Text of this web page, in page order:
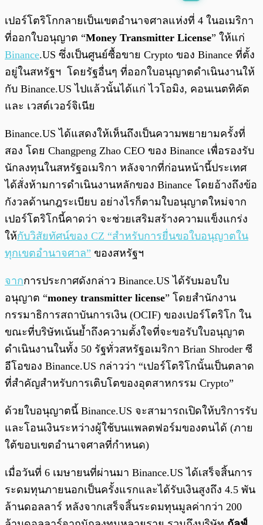
พร้อมเล่น 0:00 0:00
เปอร์โตริโกกลายเป็นเขตอำนาจศาลแห่งที่ 4 ในอเมริกา
ที่ออกใบอนุญาต “Money Transmitter License” ให้แก่
Binance.US ซึ่งเป็นศูนย์ซื้อขาย Crypto ของ Binance ที่ตั้ง
อยู่ในสหรัฐฯ โดยรัฐอื่นๆ ที่ออกใบอนุญาตดำเนินงานให้
กับ Binance.US ไปแล้วนั้นได้แก่ ไวโอมิง, คอนเนตทิคัต
และ เวสต์เวอร์จิเนีย
Binance.US ได้แสดงให้เห็นถึงเป็นความพยายามครั้งที่
สอง โดย Changpeng Zhao CEO ของ Binance เพื่อรองรับ
นักลงทุนในสหรัฐอเมริกา หลังจากที่ก่อนหน้านี้ประเทศ
ได้สั่งห้ามการดำเนินงานหลักของ Binance โดยอ้างถึงข้อ
กังวลด้านกฎระเบียบ อย่างไรก็ตามใบอนุญาตใหม่จาก
เปอร์โตริโกนี้คาดว่า จะช่วยเสริมสร้างความแข็งแกร่ง
ให้กับวิสัยทัศน์ของ CZ “สำหรับการยื่นขอใบอนุญาตใน
ทุกเขตอำนาจศาล” ของสหรัฐฯ
จากการประกาศดังกล่าว Binance.US ได้รับมอบใบ
อนุญาต “money transmitter license” โดยสำนักงาน
กรรมาธิการสถาบันการเงิน (OCIF) ของเปอร์โตริโก ใน
ขณะที่บริษัทเน้นย้ำถึงความตั้งใจที่จะขอรับใบอนุญาต
ดำเนินงานในทั้ง 50 รัฐทั่วสหรัฐอเมริกา Brian Shroder ซี
อีโอของ Binance.US กล่าวว่า “เปอร์โตริโกนั้นเป็นตลาด
ที่สำคัญสำหรับการเติบโตของอุตสาหกรรม Crypto”
ด้วยใบอนุญาตนี้ Binance.US จะสามารถเปิดให้บริการรับ
และโอนเงินระหว่างผู้ใช้บนแพลตฟอร์มของตนได้ (ภาย
ใต้ขอบเขตอำนาจศาลที่กำหนด)
เมื่อวันที่ 6 เมษายนที่ผ่านมา Binance.US ได้เสร็จสิ้นการ
ระดมทุนภายนอกเป็นครั้งแรกและได้รับเงินสูงถึง 4.5 พัน
ล้านดอลลาร์ หลังจากเสร็จสิ้นระดมทุนมูลค่ากว่า 200